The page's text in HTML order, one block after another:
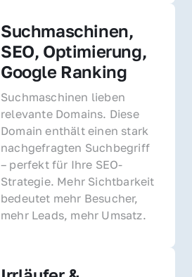
Suchmaschinen,
SEO, Optimierung,
Google Ranking
Suchmaschinen lieben
relevante Domains. Diese
Domain enthält einen stark
nachgefragten Suchbegriff
– perfekt für Ihre SEO-
Strategie. Mehr Sichtbarkeit
bedeutet mehr Besucher,
mehr Leads, mehr Umsatz.